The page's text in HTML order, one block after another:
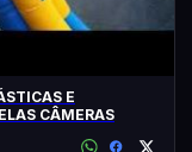
E
CÂMERAS